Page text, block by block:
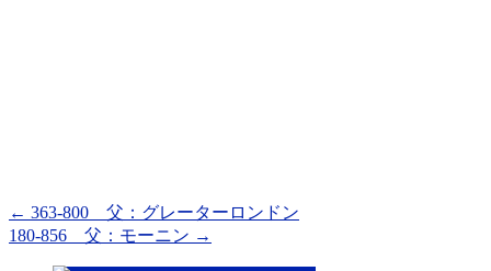
← 363-800 父：グレーターロンドン
180-856 父：モーニン →